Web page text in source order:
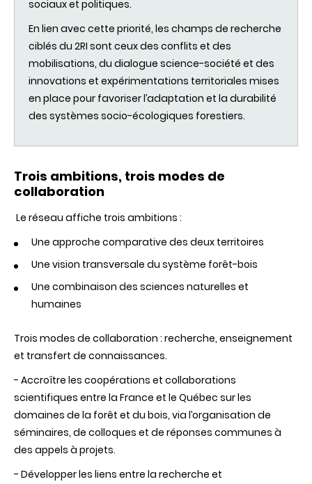
sociaux et politiques.
En lien avec cette priorité, les champs de recherche
ciblés du 2RI sont ceux des conflits et des
mobilisations, du dialogue science-société et des
innovations et expérimentations territoriales mises
en place pour favoriser l’adaptation et la durabilité
des systèmes socio-écologiques forestiers.
Trois ambitions, trois modes de
collaboration
Le réseau affiche trois ambitions :
Une approche comparative des deux territoires
Une vision transversale du système forêt-bois
Une combinaison des sciences naturelles et
humaines
Trois modes de collaboration : recherche, enseignement
et transfert de connaissances.
- Accroître les coopérations et collaborations
scientifiques entre la France et le Québec sur les
domaines de la forêt et du bois, via l’organisation de
séminaires, de colloques et de réponses communes à
des appels à projets.
- Développer les liens entre la recherche et